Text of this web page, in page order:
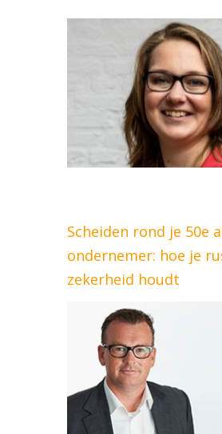
Scheiden rond je 50e
ondernemer: hoe je
zekerheid houdt